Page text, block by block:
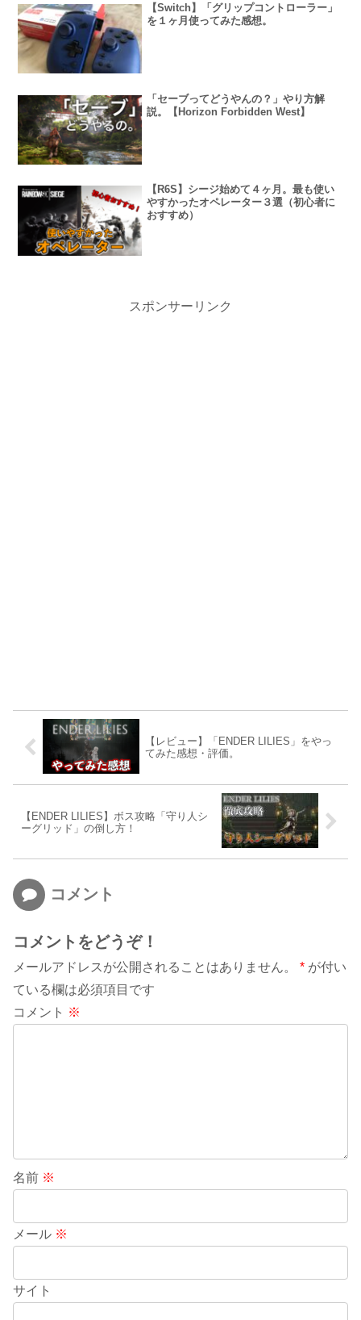
【Switch】「グリップコントローラー」
を１ヶ月使ってみた感想。
「セーブってどうやんの？」やり方解
説。【Horizon Forbidden West】
【R6S】シージ始めて４ヶ月。最も使い
やすかったオペレーター３選（初心者に
おすすめ）
スポンサーリンク
【レビュー】「ENDER LILIES」をやっ
てみた感想・評価。
【ENDER LILIES】ボス攻略「守り人シ
ーグリッド」の倒し方！
コメント
コメントをどうぞ！
メールアドレスが公開されることはありません。 * が付い
ている欄は必須項目です
コメント ※
名前 ※
メール ※
サイト